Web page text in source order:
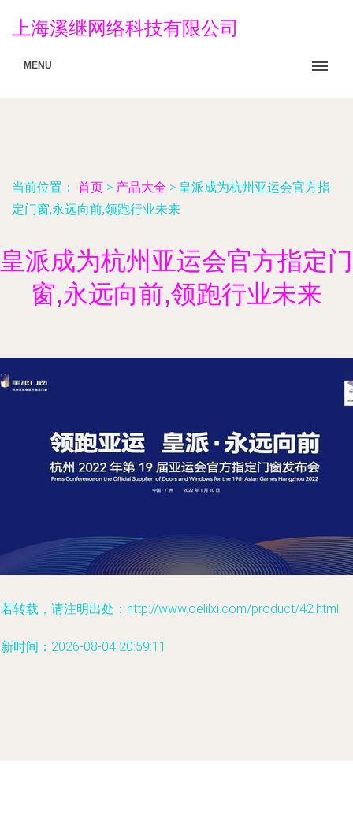
上海溪继网络科技有限公司
MENU
当前位置： 首页 > 产品大全 > 皇派成为杭州亚运会官方指
定门窗,永远向前,领跑行业未来
皇派成为杭州亚运会官方指定门
窗,永远向前,领跑行业未来
转载，请注明出处：http://www.oelilxi.com/product/42.html
时间：2026-08-04 20:59:11